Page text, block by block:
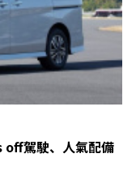
駕駛、人氣配備